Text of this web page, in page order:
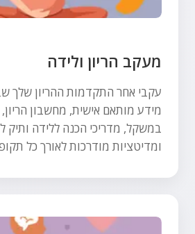
מעקב הריון ולידה
עקבי אחר התקדמות ההריון שלך
מידע מותאם אישית, מחשבון
במשקל, מדריכי הכנה ללידה ותיק
ומדיטציות מודרכות לאורך כל